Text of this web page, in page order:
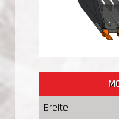
Breite: